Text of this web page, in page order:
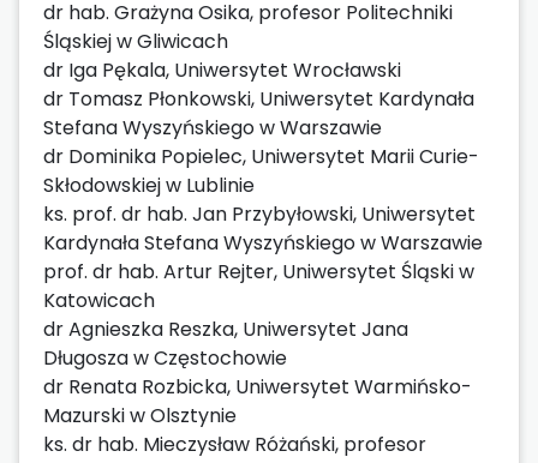
dr hab. Grażyna Osika, profesor Politechniki
Śląskiej w Gliwicach
dr Iga Pękala, Uniwersytet Wrocławski
dr Tomasz Płonkowski, Uniwersytet Kardynała
Stefana Wyszyńskiego w Warszawie
dr Dominika Popielec, Uniwersytet Marii Curie-
Skłodowskiej w Lublinie
ks. prof. dr hab. Jan Przybyłowski, Uniwersytet
Kardynała Stefana Wyszyńskiego w Warszawie
prof. dr hab. Artur Rejter, Uniwersytet Śląski w
Katowicach
dr Agnieszka Reszka, Uniwersytet Jana
Długosza w Częstochowie
dr Renata Rozbicka, Uniwersytet Warmińsko-
Mazurski w Olsztynie
ks. dr hab. Mieczysław Różański, profesor